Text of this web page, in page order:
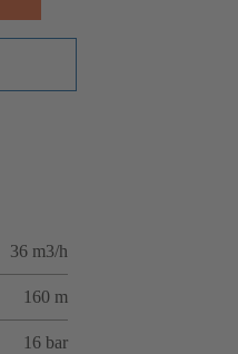
36 m3/h
160 m
16 bar